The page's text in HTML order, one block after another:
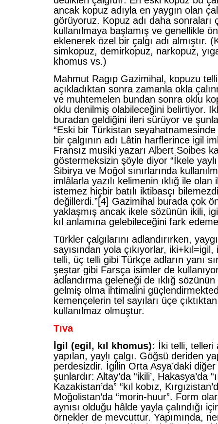
ancak kopuz adıyla en yaygın olan
görüyoruz. Kopuz adı daha sonraları
kullanılmaya başlamış ve genellikle
eklenerek özel bir çalgı adı almıştır.
simkopuz, demirkopuz, narkopuz,
khomus vs.)
Mahmut Ragıp Gazimihal, kopuzu
açıkladıktan sonra zamanla okla
ve muhtemelen bundan sonra oklu
oklu denilmiş olabileceğini belirtiyor.
buradan geldiğini ileri sürüyor ve
“Eski bir Türkistan seyahatnamesinde
bir çalgının adı Lâtin harflerince igil
Fransız musiki yazarı Albert Soibes
göstermeksizin şöyle diyor “İkele
Sibirya ve Moğol sınırlarında
imlâlarla yazılı kelimenin ıklığ ile olan
istemez hiçbir batılı iktibasçı
değillerdi.”[4] Gazimihal burada çok
yaklaşmış ancak ikele sözünün ikili,
kıl anlamına gelebileceğini fark
Türkler çalgılarını adlandırırken,
sayısından yola çıkıyorlar,
telli, üç telli gibi Türkçe adların yanı
şeştar gibi Farsça isimler de
adlandırma geleneği de ıklığ sözünün
gelmiş olma ihtimalini
kemençelerin tel sayıları üçe
kullanılmaz olmuştur.
Tıva
İgil (egil, kıl khomus): İki telli, telleri
yapılan, yaylı çalgı. Göğsü deriden
perdesizdir. İgilin Orta Asya’daki diğer
şunlardır: Altay’da “ikili’, Hakasya’da
Kazakistan’da” “kıl kobız,
Moğolistan’da “morin-huur”. Form
aynısı olduğu hâlde yayla çalındığı
örnekler de mevcuttur. Yapımında,